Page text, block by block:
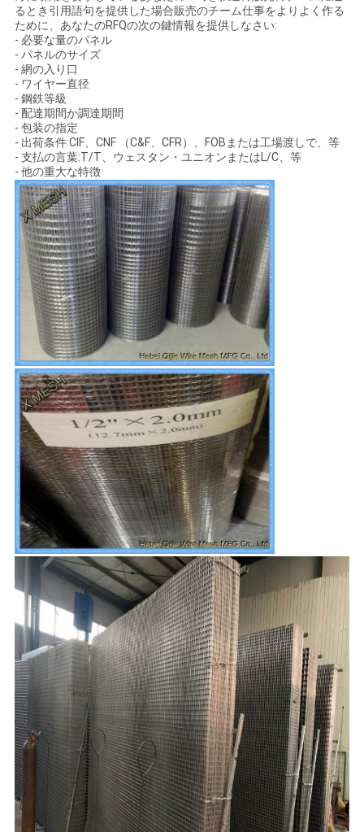
るとき引用語句を提供した場合販売のチーム仕事をよりよく作る
ために、あなたのRFQの次の鍵情報を提供しなさい:
- 必要な量のパネル
- パネルのサイズ
- 網の入り口
- ワイヤー直径
- 鋼鉄等級
- 配達期間か調達期間
- 包装の指定
- 出荷条件:CIF、CNF （C&F、CFR）、FOBまたは工場渡しで、等
- 支払の言葉:T/T、ウェスタン・ユニオンまたはL/C、等
- 他の重大な特徴